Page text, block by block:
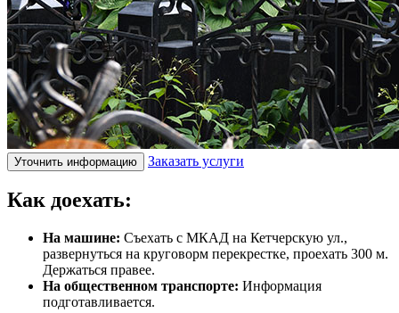
Уточнить информацию Заказать услуги
Как доехать:
На машине: Съехать с МКАД на Кетчерскую ул.,
развернуться на круговорм перекрестке, проехать 300 м.
Держаться правее.
На общественном транспорте: Информация
подготавливается.